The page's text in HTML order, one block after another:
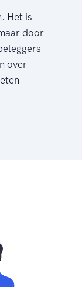
Het is
door
over